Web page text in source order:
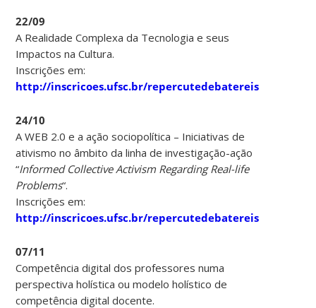
22/09
A Realidade Complexa da Tecnologia e seus
Impactos na Cultura.
Inscrições em:
http://inscricoes.ufsc.br/repercutedebatereis
24/10
A WEB 2.0 e a ação sociopolítica – Iniciativas de
ativismo no âmbito da linha de investigação-ação
“Informed Collective Activism Regarding Real-life
Problems“.
Inscrições em:
http://inscricoes.ufsc.br/repercutedebatereis
07/11
Competência digital dos professores numa
perspectiva holística ou modelo holístico de
competência digital docente.